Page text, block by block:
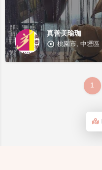
真善美瑜珈
桃園市, 中壢區
1